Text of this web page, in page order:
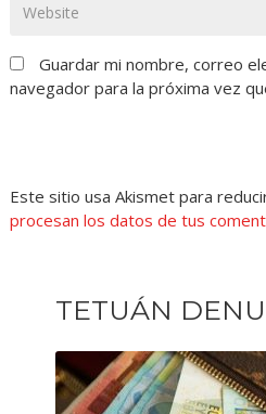
Guardar mi nombre, correo
navegador para la próxima vez
Este sitio usa Akismet para
procesan los datos de tus
TETUÁN